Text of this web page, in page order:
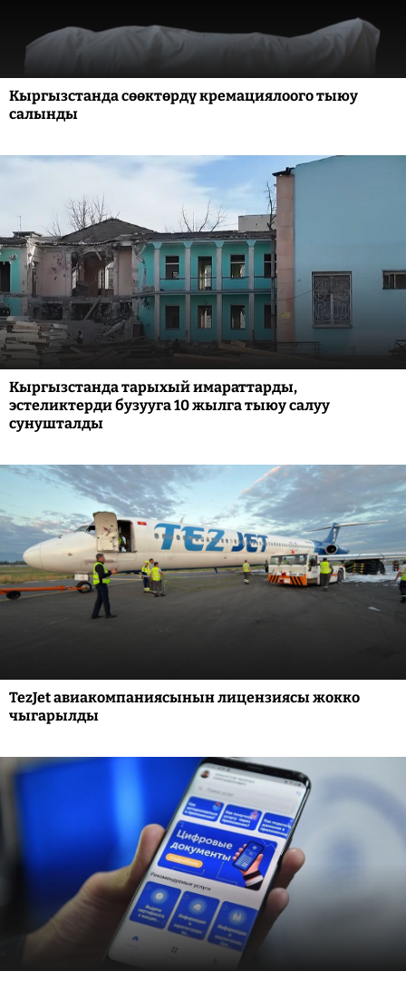
Кыргызстанда сөөктөрдү кремациялоого тыюу
салынды
Кыргызстанда тарыхый имараттарды,
эстеликтерди бузууга 10 жылга тыюу салуу
сунушталды
TezJet авиакомпаниясынын лицензиясы жокко
чыгарылды